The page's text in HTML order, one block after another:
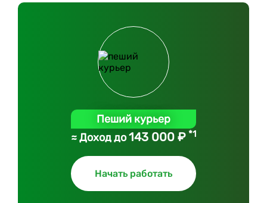
Пеший курьер
≈ Доход до143 000 ₽ *1
Начать работать